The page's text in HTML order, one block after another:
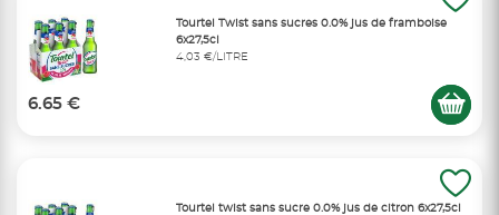
Tourtel Twist sans sucres 0.0% jus de framboise
6x27,5cl
4,03 €/LITRE
6.65 €
Tourtel twist sans sucre 0.0% jus de citron 6x27,5cl